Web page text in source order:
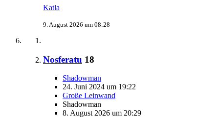
Katla
9. August 2026 um 08:28
Nosferatu 18
Shadowman
24. Juni 2024 um 19:22
Große Leinwand
Shadowman
8. August 2026 um 20:29